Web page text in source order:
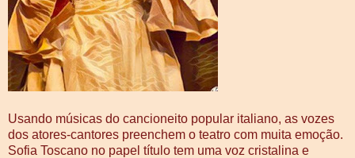
Usando músicas do cancioneito popular italiano, as vozes
dos atores-cantores preenchem o teatro com muita emoção.
Sofia Toscano no papel título tem uma voz cristalina e